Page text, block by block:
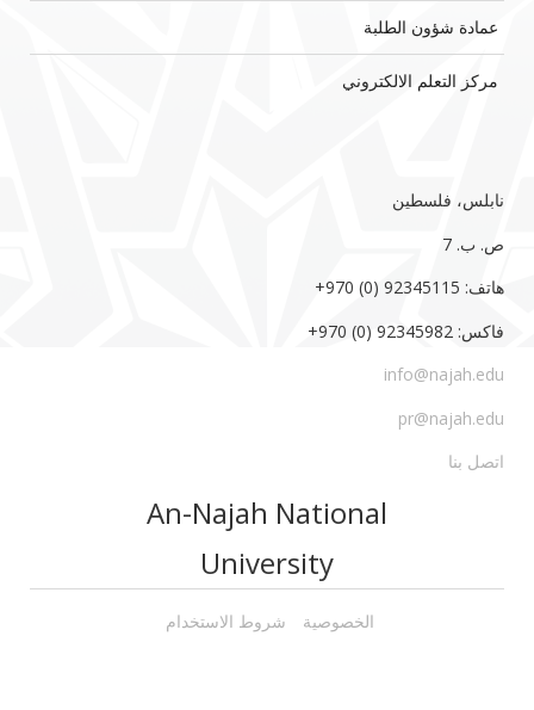
عمادة شؤون الطلبة
مركز التعلم الالكتروني
نابلس، فلسطين
ص. ب. 7‏
هاتف: 92345115 (0) 970‏‎+‎
فاكس: 92345982 (0) 970‏‎+‎
info@najah.edu
pr@najah.edu
اتصل بنا
An-Najah National
University
الخصوصية شروط الاستخدام